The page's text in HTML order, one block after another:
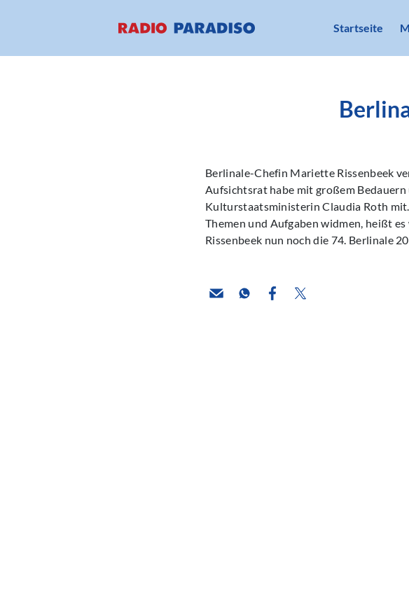
Startseite
Berlinale-Chefin Mariette Rissenbeek
Aufsichtsrat habe mit großem
Kulturstaatsministerin Claudia Roth
Themen und Aufgaben widmen, heißt
Rissenbeek nun noch die 74. Berlinale